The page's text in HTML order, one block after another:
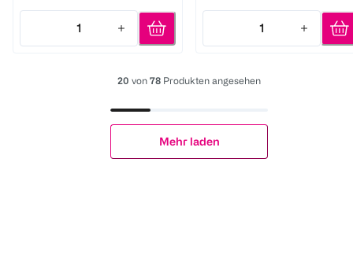
1
Quantity: 1
1
Quantity: 1
20 von 78 Produkten angesehen
Mehr laden